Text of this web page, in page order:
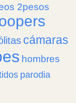
2pesos
cámaras
hombres
parodia